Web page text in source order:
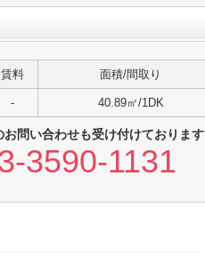
賃料 面積/間取り
- 40.89㎡/1DK
お問い合わせも受け付けております
3590-1131